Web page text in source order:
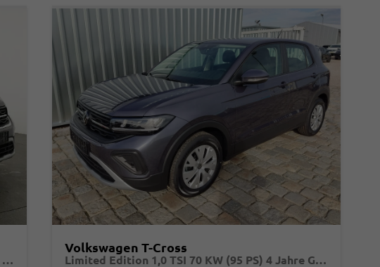
1.0 TSI 85 kW Life DSG Life, LED, Kamera, ACC, Side, Winter, 17-Zoll, 3-J. Garantie
Volkswagen T-Cross
Limited Edition 1,0 TSI 70 KW (95 PS) 4 Jahre Garantie-2x PDC-App Connect-Sofort